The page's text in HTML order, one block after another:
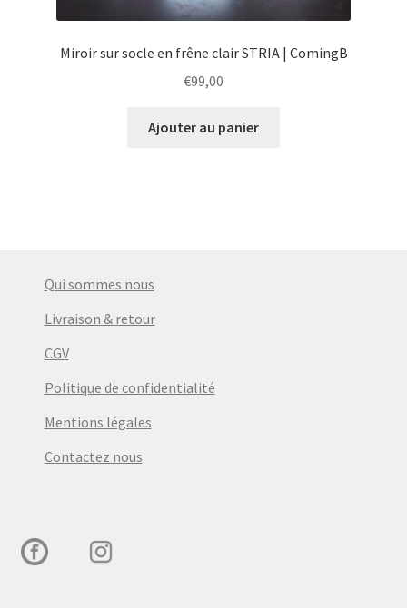
Miroir sur socle en frêne clair STRIA | ComingB
€99,00
Ajouter au panier
Qui sommes nous
Livraison & retour
CGV
Politique de confidentialité
Mentions légales
Contactez nous